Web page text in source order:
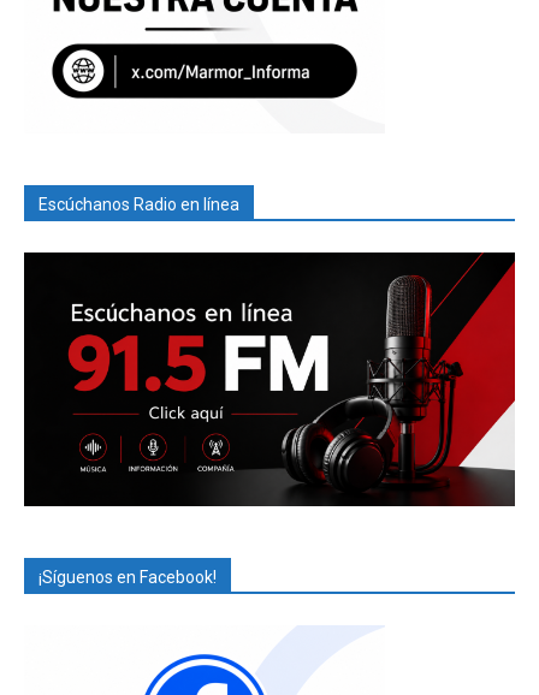
Escúchanos Radio en línea
¡Síguenos en Facebook!